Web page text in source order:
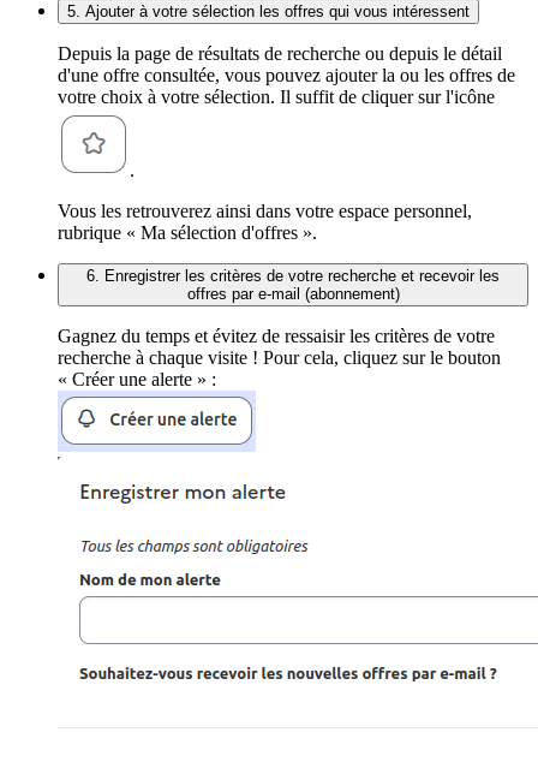
5. Ajouter à votre sélection les offres qui vous intéressent
Depuis la page de résultats de recherche ou depuis le détail
d'une offre consultée, vous pouvez ajouter la ou les offres de
votre choix à votre sélection. Il suffit de cliquer sur l'icône
.
Vous les retrouverez ainsi dans votre espace personnel,
rubrique « Ma sélection d'offres ».
6. Enregistrer les critères de votre recherche et recevoir les
offres par e-mail (abonnement)
Gagnez du temps et évitez de ressaisir les critères de votre
recherche à chaque visite ! Pour cela, cliquez sur le bouton
« Créer une alerte » :